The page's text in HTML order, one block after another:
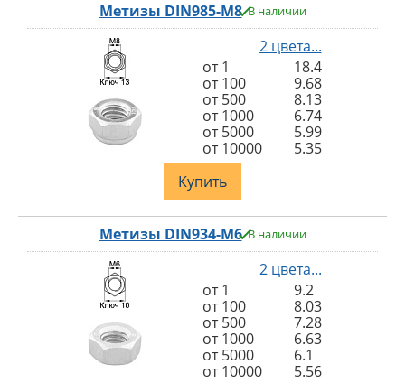
Метизы DIN985-M8 В наличии
2 цвета...
от 1
18.4
от 100
9.68
от 500
8.13
от 1000
6.74
от 5000
5.99
от 10000
5.35
Купить
Метизы DIN934-M6 В наличии
2 цвета...
от 1
9.2
от 100
8.03
от 500
7.28
от 1000
6.63
от 5000
6.1
от 10000
5.56